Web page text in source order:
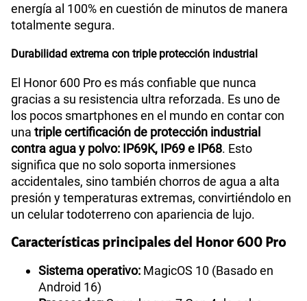
energía al 100% en cuestión de minutos de manera
totalmente segura.
Durabilidad extrema con triple protección industrial
El Honor 600 Pro es más confiable que nunca
gracias a su resistencia ultra reforzada. Es uno de
los pocos smartphones en el mundo en contar con
una triple certificación de protección industrial
contra agua y polvo: IP69K, IP69 e IP68. Esto
significa que no solo soporta inmersiones
accidentales, sino también chorros de agua a alta
presión y temperaturas extremas, convirtiéndolo en
un celular todoterreno con apariencia de lujo.
Características principales del Honor 600 Pro
Sistema operativo: MagicOS 10 (Basado en
Android 16)